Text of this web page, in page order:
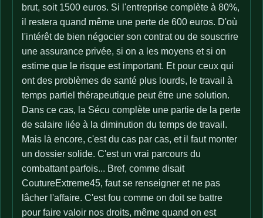
brut, soit 1500 euros. Si l'entreprise complète à 80%,
il restera quand même une perte de 600 euros. D'où
l'intérêt de bien négocier son contrat ou de souscrire
une assurance privée, si on a les moyens et si on
estime que le risque est important. Et pour ceux qui
ont des problèmes de santé plus lourds, le travail à
temps partiel thérapeutique peut être une solution.
Dans ce cas, la Sécu complète une partie de la perte
de salaire liée à la diminution du temps de travail.
Mais là encore, c'est du cas par cas, et il faut monter
un dossier solide. C'est un vrai parcours du
combattant parfois... Bref, comme disait
CoutureExtreme45, faut se renseigner et ne pas
lâcher l'affaire. C'est fou comme on doit se battre
pour faire valoir nos droits, même quand on est